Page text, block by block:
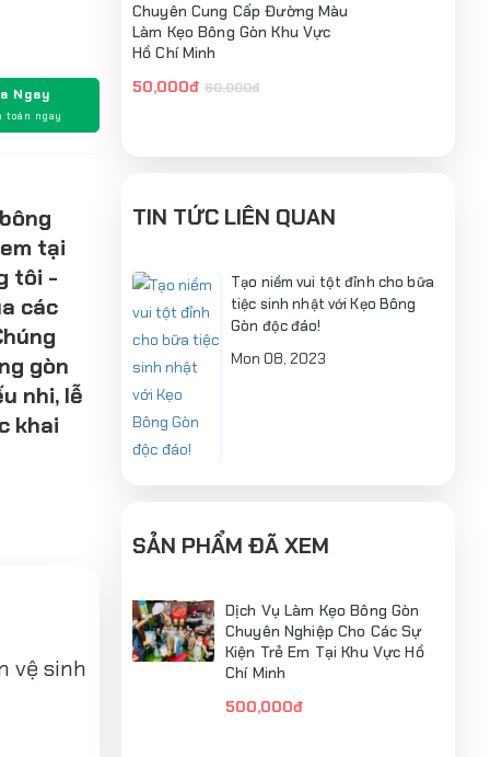
Ngay
toán ngay
tại
tôi -
các
gòn
nhi, lễ
khai
vệ sinh
Chuyên Cung Cấp Đường Màu
Làm Kẹo Bông Gòn Khu Vực
Hồ Chí Minh
50,000đ 60,000đ
TIN TỨC LIÊN QUAN
Tạo niềm vui tột đỉnh cho bữa
tiệc sinh nhật với Kẹo Bông
Gòn độc đáo!
Mon 08, 2023
SẢN PHẨM ĐÃ XEM
Dịch Vụ Làm Kẹo Bông Gòn
Chuyên Nghiệp Cho Các Sự
Kiện Trẻ Em Tại Khu Vực Hồ
Chí Minh
500,000đ